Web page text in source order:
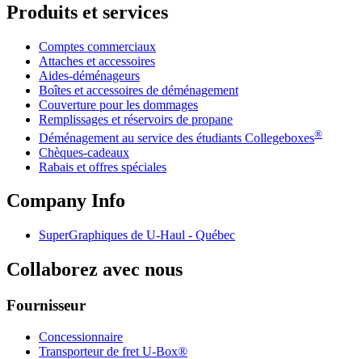
Produits et services
Comptes commerciaux
Attaches et accessoires
Aides-déménageurs
Boîtes et accessoires de déménagement
Couverture pour les dommages
Remplissages et réservoirs de propane
Déménagement au service des étudiants Collegeboxes®
Chèques-cadeaux
Rabais et offres spéciales
Company Info
SuperGraphiques de U-Haul - Québec
Collaborez avec nous
Fournisseur
Concessionnaire
Transporteur de fret U-Box®